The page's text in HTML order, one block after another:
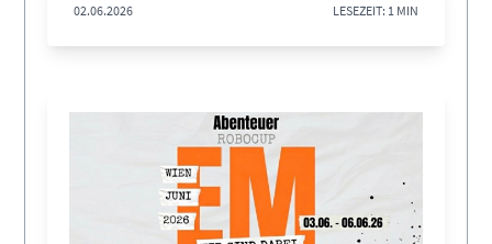
02.06.2026 LESEZEIT: 1 MIN